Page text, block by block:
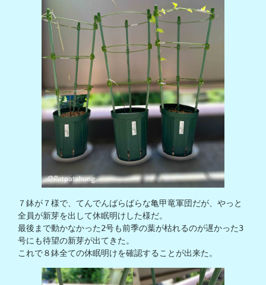
７鉢が７様で、てんでんばらばらな亀甲竜軍団だが、やっと
全員が新芽を出して休眠明けした様だ。
最後まで動かなかった2号も前季の葉が枯れるのが遅かった3
号にも待望の新芽が出てきた。
これで８鉢全ての休眠明けを確認することが出来た。